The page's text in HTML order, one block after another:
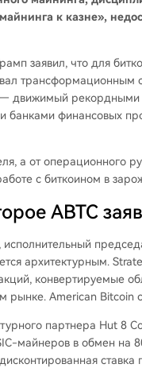
к казне»,
заявил, что для
трансформационным
рекордными
банками финансовых
а от операционного
с биткоином в
ABTC
архитектурным.
конвертируемые
рынке. American Bitcoin
партнера Hut 8
майнеров в обмен на